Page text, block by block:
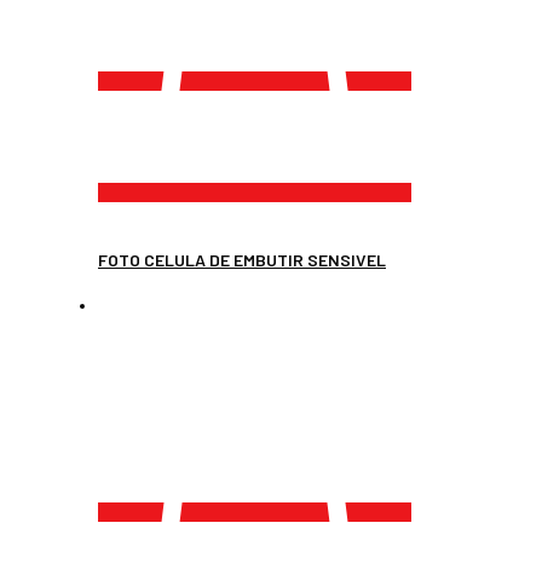
FOTO CELULA DE EMBUTIR SENSIVEL